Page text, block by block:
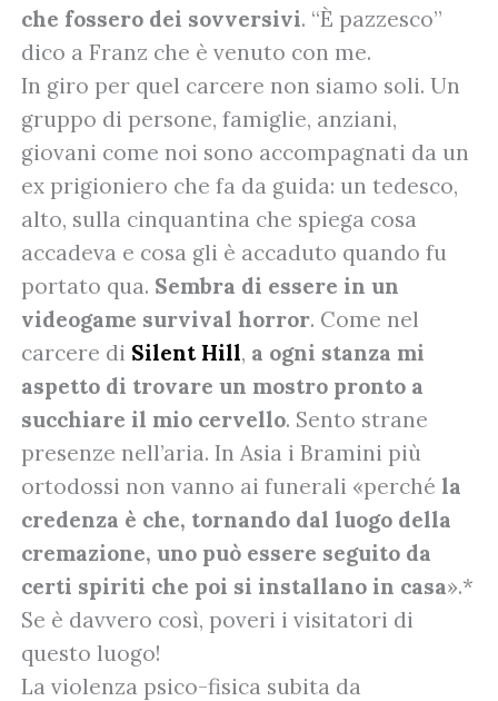
che fossero dei sovversivi. “È pazzesco”
dico a Franz che è venuto con me.
In giro per quel carcere non siamo soli. Un
gruppo di persone, famiglie, anziani,
giovani come noi sono accompagnati da un
ex prigioniero che fa da guida: un tedesco,
alto, sulla cinquantina che spiega cosa
accadeva e cosa gli è accaduto quando fu
portato qua. Sembra di essere in un
videogame survival horror. Come nel
carcere di Silent Hill, a ogni stanza mi
aspetto di trovare un mostro pronto a
succhiare il mio cervello. Sento strane
presenze nell’aria. In Asia i Bramini più
ortodossi non vanno ai funerali «perché la
credenza è che, tornando dal luogo della
cremazione, uno può essere seguito da
certi spiriti che poi si installano in casa».*
Se è davvero così, poveri i visitatori di
questo luogo!
La violenza psico-fisica subita da